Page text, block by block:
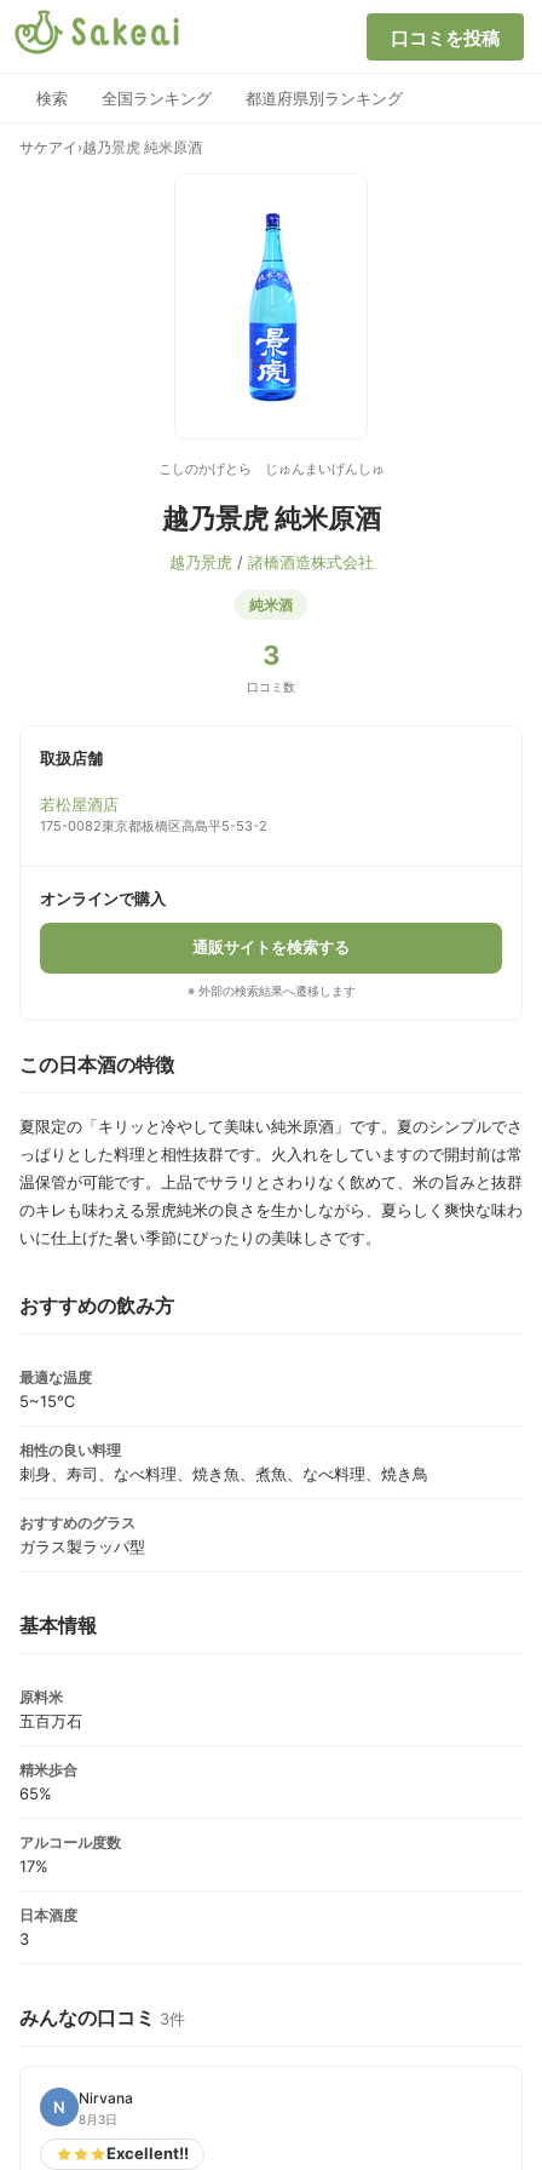
口コミを投稿
検索 全国ランキング 都道府県別ランキング
サケアイ ›越乃景虎 純米原酒
こしのかげとら じゅんまいげんしゅ
越乃景虎 純米原酒
越乃景虎/ 諸橋酒造株式会社
純米酒
3
口コミ数
取扱店舗
若松屋酒店
175-0082東京都板橋区高島平5-53-2
オンラインで購入
通販サイトを検索する
※ 外部の検索結果へ遷移します
この日本酒の特徴
夏限定の「キリッと冷やして美味い純米原酒」です。夏のシンプルでさ
っぱりとした料理と相性抜群です。火入れをしていますので開封前は常
温保管が可能です。上品でサラリとさわりなく飲めて、米の旨みと抜群
のキレも味わえる景虎純米の良さを生かしながら、夏らしく爽快な味わ
いに仕上げた暑い季節にぴったりの美味しさです。
おすすめの飲み方
最適な温度
5~15℃
相性の良い料理
刺身、寿司、なべ料理、焼き魚、煮魚、なべ料理、焼き鳥
おすすめのグラス
ガラス製ラッパ型
基本情報
原料米
五百万石
精米歩合
65%
アルコール度数
17%
日本酒度
3
みんなの口コミ 3件
N Nirvana
8月3日
Excellent!!